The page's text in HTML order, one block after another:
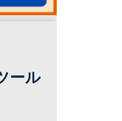
ール